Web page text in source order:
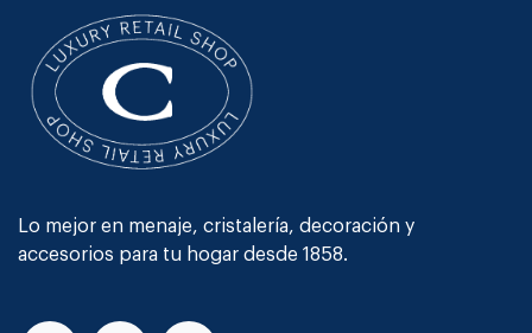
Lo mejor en menaje, cristalería, decoración y
accesorios para tu hogar desde 1858.